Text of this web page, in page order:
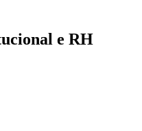
e RH